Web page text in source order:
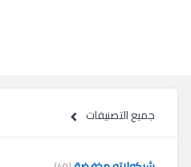
جميع التصنيفات